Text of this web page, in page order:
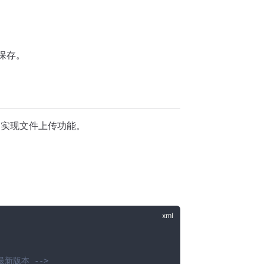
。
现文件上传功能。
新版本 -->